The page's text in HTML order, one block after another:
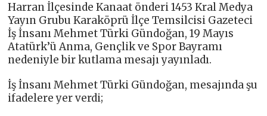
Harran İlçesinde Kanaat önderi 1453 Kral Medya
Yayın Grubu Karaköprü İlçe Temsilcisi Gazeteci
İş İnsanı Mehmet Türki Gündoğan, 19 Mayıs
Atatürk’ü Anma, Gençlik ve Spor Bayramı
nedeniyle bir kutlama mesajı yayınladı.
İş İnsanı Mehmet Türki Gündoğan, mesajında şu
ifadelere yer verdi;